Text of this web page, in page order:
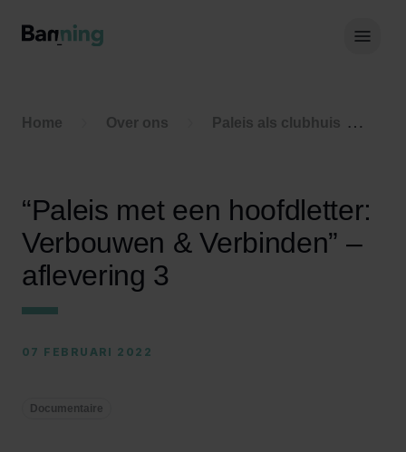
Home Over ons Paleis als clubhuis
“Paleis met een hoofdletter:
Verbouwen & Verbinden” –
aflevering 3
07 FEBRUARI 2022
Documentaire